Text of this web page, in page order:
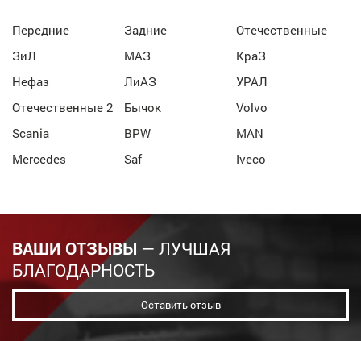
Передние Задние
Отечественные
ЗиЛ
МАЗ
КраЗ
Нефаз
ЛиАЗ
УРАЛ
Отечественные 2
Бычок
Volvo
Scania
BPW
MAN
Mercedes
Saf Iveco
ВАШИ ОТЗЫВЫ — ЛУЧШАЯ
БЛАГОДАРНОСТЬ
Оставить отзыв